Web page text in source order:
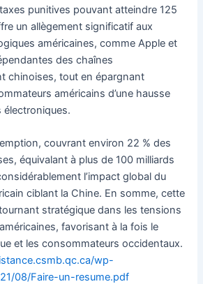
punitives pouvant atteindre 125
un allègement significatif aux
américaines, comme Apple et
des chaînes
chinoises, tout en épargnant
américains d’une hausse
couvrant environ 22 % des
équivalant à plus de 100 milliards
l’impact global du
ciblant la Chine. En somme, cette
stratégique dans les tensions
favorisant à la fois le
et les consommateurs occidentaux.
wp-
08/Faire-un-resume.pdf